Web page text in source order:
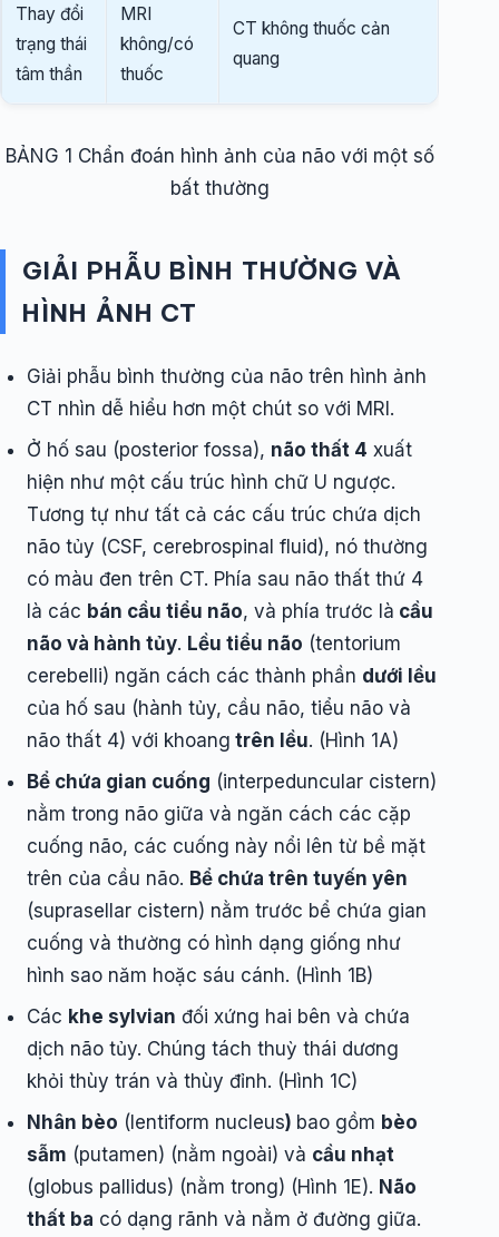
Thay đổi
trạng thái
tâm thần
MRI
không/có
thuốc
CT không thuốc cản
quang
BẢNG 1 Chẩn đoán hình ảnh của não với một số
bất thường
GIẢI PHẪU BÌNH THƯỜNG VÀ
HÌNH ẢNH CT
Giải phẫu bình thường của não trên hình ảnh
CT nhìn dễ hiểu hơn một chút so với MRI.
Ở hố sau (posterior fossa), não thất 4 xuất
hiện như một cấu trúc hình chữ U ngược.
Tương tự như tất cả các cấu trúc chứa dịch
não tủy (CSF, cerebrospinal fluid), nó thường
có màu đen trên CT. Phía sau não thất thứ 4
là các bán cầu tiểu não, và phía trước là cầu
não và hành tủy. Lều tiểu não (tentorium
cerebelli) ngăn cách các thành phần dưới lều
của hố sau (hành tủy, cầu não, tiểu não và
não thất 4) với khoang trên lều. (Hình 1A)
Bể chứa gian cuống (interpeduncular cistern)
nằm trong não giữa và ngăn cách các cặp
cuống não, các cuống này nổi lên từ bề mặt
trên của cầu não. Bể chứa trên tuyến yên
(suprasellar cistern) nằm trước bể chứa gian
cuống và thường có hình dạng giống như
hình sao năm hoặc sáu cánh. (Hình 1B)
Các khe sylvian đối xứng hai bên và chứa
dịch não tủy. Chúng tách thuỳ thái dương
khỏi thùy trán và thùy đỉnh. (Hình 1C)
Nhân bèo (lentiform nucleus) bao gồm bèo
sẫm (putamen) (nằm ngoài) và cầu nhạt
(globus pallidus) (nằm trong) (Hình 1E). Não
thất ba có dạng rãnh và nằm ở đường giữa.